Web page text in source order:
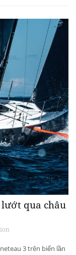
lướt qua châu
3 trên biển lần